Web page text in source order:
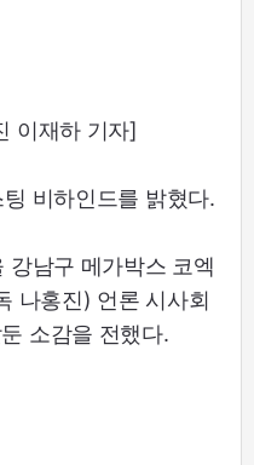
이재하 기자]
비하인드를 밝혔다.
강남구 메가박스 코엑
나홍진) 언론 시사회
소감을 전했다.